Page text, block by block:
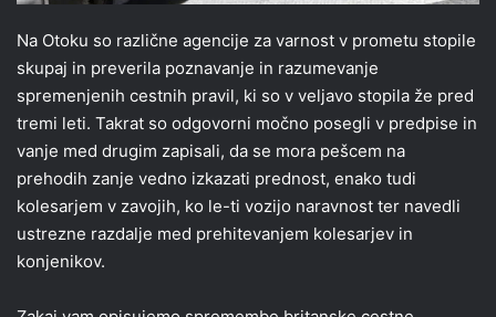
Na Otoku so različne agencije za varnost v prometu stopile
skupaj in preverila poznavanje in razumevanje
spremenjenih cestnih pravil, ki so v veljavo stopila že pred
tremi leti. Takrat so odgovorni močno posegli v predpise in
vanje med drugim zapisali, da se mora pešcem na
prehodih zanje vedno izkazati prednost, enako tudi
kolesarjem v zavojih, ko le-ti vozijo naravnost ter navedli
ustrezne razdalje med prehitevanjem kolesarjev in
konjenikov.